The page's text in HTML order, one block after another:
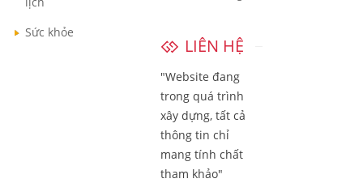
Sức khỏe
LIÊN HỆ
"Website đang
trong quá trình
xây dựng, tất cả
thông tin chỉ
mang tính chất
tham khảo"